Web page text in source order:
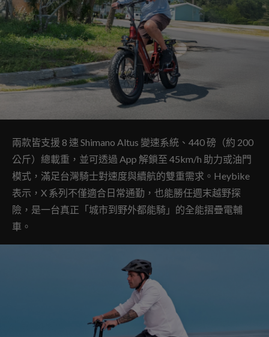
兩款皆支援 8 速 Shimano Altus 變速系統、440 磅（約 200
公斤）總載重，並可透過 App 解鎖至 45km/h 助力或油門
模式，滿足台灣騎士對速度與續航的雙重需求。Heybike
表示，X 系列不僅適合日常通勤，也能勝任週末越野探
險，是一台真正「城市到野外都能騎」的全能摺疊電輔
車。